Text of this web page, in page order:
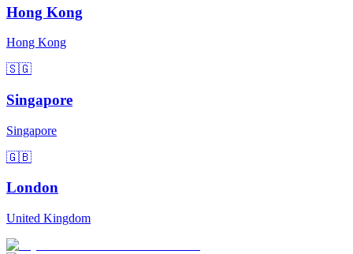
Hong Kong
Hong Kong
🇸🇬
Singapore
Singapore
🇬🇧
London
United Kingdom